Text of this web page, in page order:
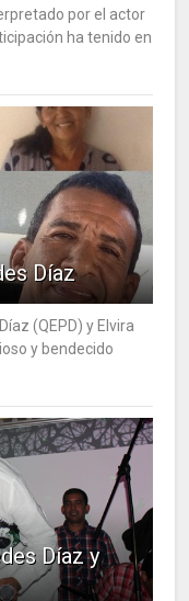
por el actor
ha tenido en
Díaz
(QEPD) y Elvira
y bendecido
Díaz y